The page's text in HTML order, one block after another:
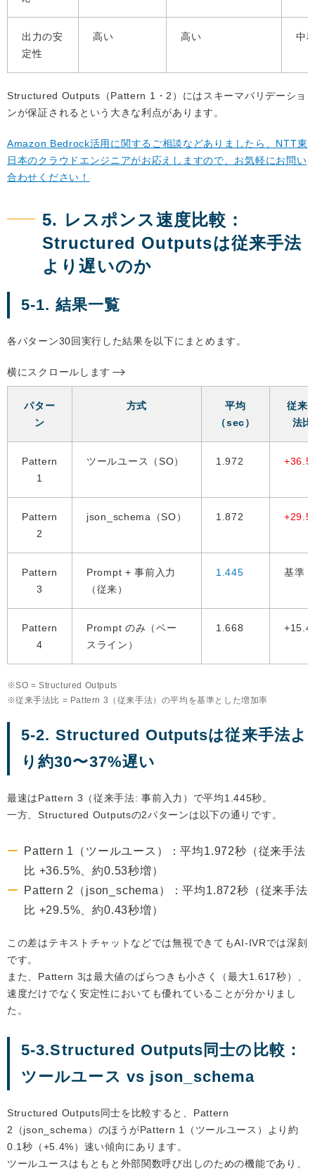
出力の安
定性
高い 高い 中
Structured Outputs（Pattern 1・2）にはスキーマバリデーショ
ンが保証されるという大きな利点があります。
Amazon Bedrock活用に関するご相談などありましたら、NTT東
日本のクラウドエンジニアがお応えしますので、お気軽にお問い
合わせください！
5. レスポンス速度比較：
Structured Outputsは従来手法
より遅いのか
5-1. 結果一覧
各パターン30回実行した結果を以下にまとめます。
横にスクロールします
パター
ン
方式
平均
（sec）
従来
法比
Pattern
1
ツールユース（SO） 1.972
Pattern
2
json_schema（SO） 1.872
Pattern
3
Prompt + 事前入力
（従来）
1.445 基準
Pattern
4
Prompt のみ（ベー
スライン）
1.668
SO = Structured Outputs
従来手法比 = Pattern 3（従来手法）の平均を基準とした増加率
5-2. Structured Outputsは従来手法よ
り約30〜37%遅い
最速はPattern 3（従来手法: 事前入力）で平均1.445秒。
一方、Structured Outputsの2パターンは以下の通りです。
Pattern 1（ツールユース）：平均1.972秒（従来手法
比 +36.5%、約0.53秒増）
Pattern 2（json_schema）：平均1.872秒（従来手法
比 +29.5%、約0.43秒増）
この差はテキストチャットなどでは無視できてもAI-IVRでは深刻
です。
また、Pattern 3は最大値のばらつきも小さく（最大1.617秒）、
速度だけでなく安定性においても優れていることが分かりまし
た。
5-3.Structured Outputs同士の比較：
ツールユース vs json_schema
Structured Outputs同士を比較すると、Pattern
2（json_schema）のほうがPattern 1（ツールユース）より約
0.1秒（+5.4%）速い傾向にあります。
ツールユースはもともと外部関数呼び出しのための機能であり、